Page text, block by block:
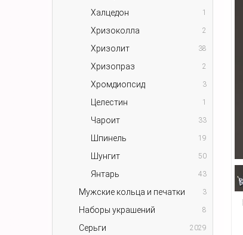
Халцедон 1
Хризоколла 2
Хризолит 38
Хризопраз 2
Хромдиопсид 3
Целестин 1
Чароит 33
Шпинель 19
Шунгит 50
Янтарь 43
Мужские кольца и печатки 3
Наборы украшений 8
Серьги 2029